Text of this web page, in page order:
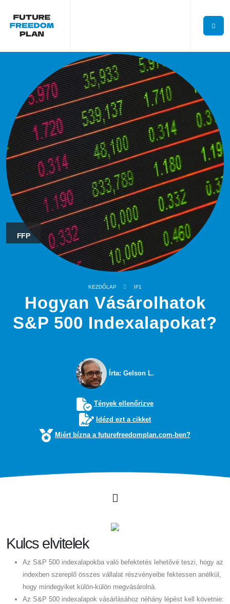
FFP
KEZDŐLAP IF1
Hogyan Vásárolhatok
S&P 500 Indexalapokat?
Írta: Gelson L.
Tények ellenőrizve
Idézd ezt a cikket
Miért bízna a futurefreedomplan.com-ben?
Kulcs elvitelek
Az S&P 500 indexalapokba való befektetés lehetővé teszi, hogy az
indexben szereplő összes vállalat részvényeibe fektessen anélkül,
hogy mindegyiket külön-külön megvásárolná.
Az S&P 500 indexalapok vásárlásához néhány lépést kell követnie: